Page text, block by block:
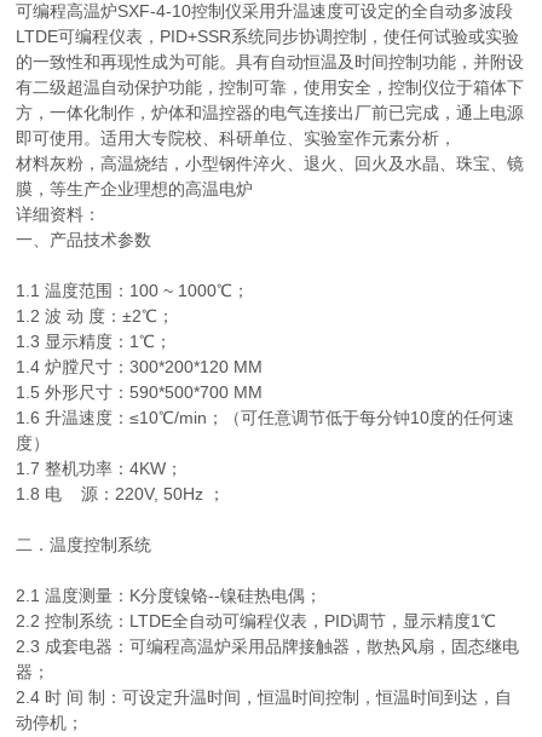
可编程高温炉SXF-4-10控制仪采用升温速度可设定的全自动多波段
LTDE可编程仪表，PID+SSR系统同步协调控制，使任何试验或实验
的一致性和再现性成为可能。具有自动恒温及时间控制功能，并附设
有二级超温自动保护功能，控制可靠，使用安全，控制仪位于箱体下
方，一体化制作，炉体和温控器的电气连接出厂前已完成，通上电源
即可使用。适用大专院校、科研单位、实验室作元素分析，
材料灰粉，高温烧结，小型钢件淬火、退火、回火及水晶、珠宝、镜
膜，等生产企业理想的高温电炉
详细资料：
一、产品技术参数
1.1 温度范围：100 ~ 1000℃；
1.2 波 动 度：±2℃；
1.3 显示精度：1℃；
1.4 炉膛尺寸：300*200*120 MM
1.5 外形尺寸：590*500*700 MM
1.6 升温速度：≤10℃/min；（可任意调节低于每分钟10度的任何速
度）
1.7 整机功率：4KW；
1.8 电 源：220V, 50Hz ；
二．温度控制系统
2.1 温度测量：K分度镍铬--镍硅热电偶；
2.2 控制系统：LTDE全自动可编程仪表，PID调节，显示精度1℃
2.3 成套电器：可编程高温炉采用品牌接触器，散热风扇，固态继电
器；
2.4 时 间 制：可设定升温时间，恒温时间控制，恒温时间到达，自
动停机；